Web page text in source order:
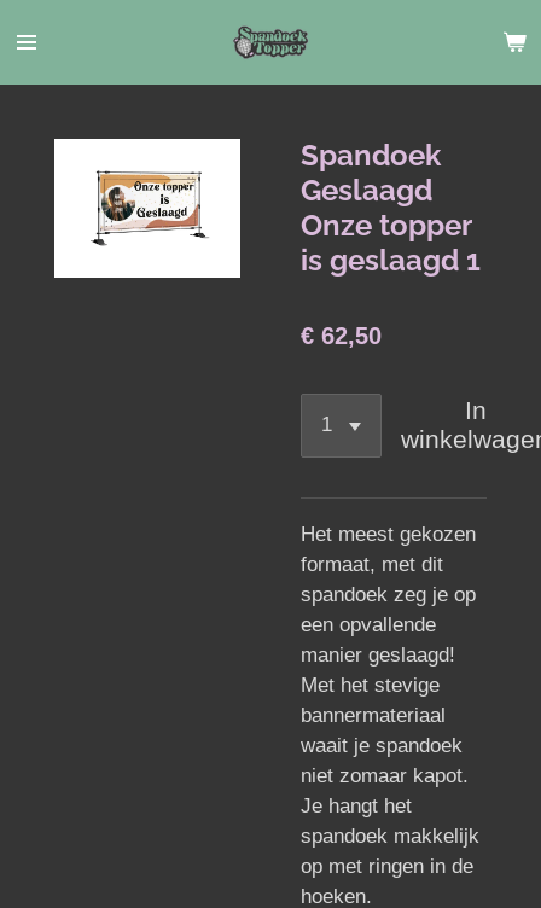
direct
naar
hoofdinhoud
Spandoek
Geslaagd
Onze topper
is geslaagd 1
€ 62,50
In
Het meest gekozen
formaat, met dit
spandoek zeg je op
een opvallende
manier geslaagd!
Met het stevige
bannermateriaal
waait je spandoek
niet zomaar kapot.
Je hangt het
spandoek makkelijk
op met ringen in de
hoeken.